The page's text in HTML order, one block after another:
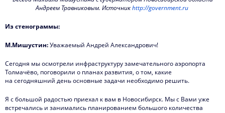
Андреем Травниковым. Источникhttp://government.ru
Из стенограммы:
М.Мишустин:Уважаемый Андрей Александрович!
Сегодня мы осмотрели инфраструктуру замечательного аэропорта
Толмачёво, поговорили о планах развития, о том, какие
на сегодняшний день основные задачи необходимо решить.
Я с большой радостью приехал к вам в Новосибирск. Мы с Вами уже
встречались и занимались планированием большого количества